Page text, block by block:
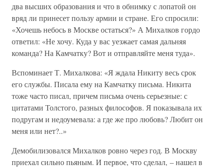
два высших образования и что в обнимку с лопатой он
вряд ли принесет пользу армии и стране. Его спросили:
«Хочешь небось в Москве остаться?» А Михалков гордо
ответил: «Не хочу. Куда у вас уезжает самая дальняя
команда? На Камчатку? Вот и отправляйте меня туда».
Вспоминает Т. Михалкова: «Я ждала Никиту весь срок
его службы. Писала ему на Камчатку письма. Никита
тоже часто писал, причем письма очень серьезные: с
цитатами Толстого, разных философов. Я показывала их
подругам и недоумевала: а где же про любовь? Любит он
меня или нет?..»
Демобилизовался Михалков ровно через год. В Москву
приехал сильно пьяным. И первое, что сделал, – нашел в